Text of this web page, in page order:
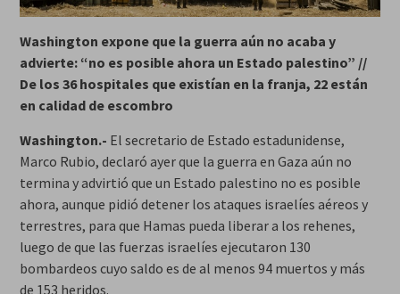
Washington expone que la guerra aún no acaba y
advierte: “no es posible ahora un Estado palestino” //
De los 36 hospitales que existían en la franja, 22 están
en calidad de escombro
Washington.- El secretario de Estado estadunidense,
Marco Rubio, declaró ayer que la guerra en Gaza aún no
termina y advirtió que un Estado palestino no es posible
ahora, aunque pidió detener los ataques israelíes aéreos y
terrestres, para que Hamas pueda liberar a los rehenes,
luego de que las fuerzas israelíes ejecutaron 130
bombardeos cuyo saldo es de al menos 94 muertos y más
de 153 heridos.